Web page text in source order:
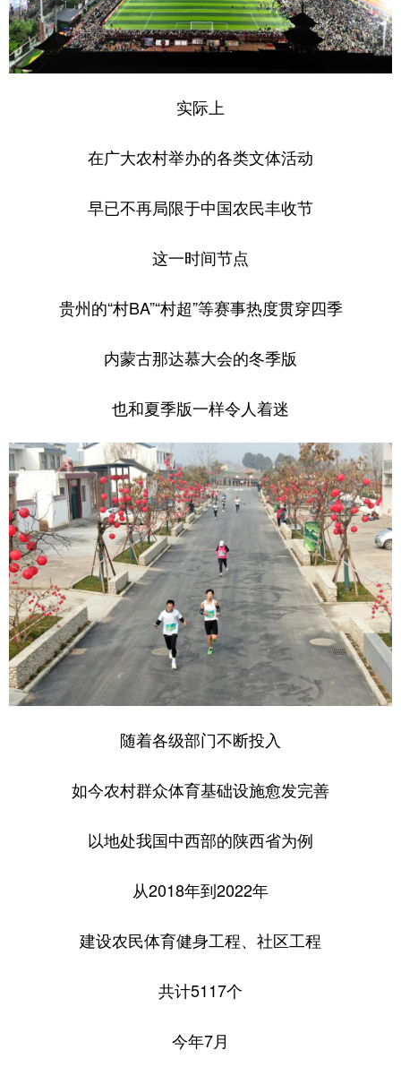
实际上
在广大农村举办的各类文体活动
早已不再局限于中国农民丰收节
这一时间节点
贵州的“村BA”“村超”等赛事热度贯穿四季
内蒙古那达慕大会的冬季版
也和夏季版一样令人着迷
随着各级部门不断投入
如今农村群众体育基础设施愈发完善
以地处我国中西部的陕西省为例
从2018年到2022年
建设农民体育健身工程、社区工程
共计5117个
今年7月